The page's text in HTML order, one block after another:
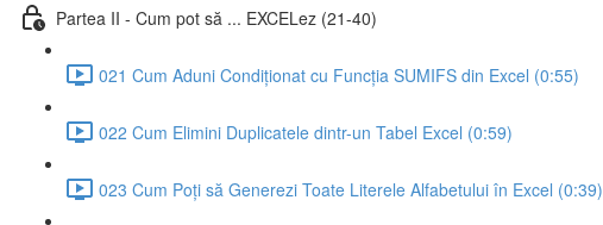
Partea II - Cum pot să ... EXCELez (21-40)
021 Cum Aduni Condiționat cu Funcția SUMIFS din Excel (0:55)
022 Cum Elimini Duplicatele dintr-un Tabel Excel (0:59)
023 Cum Poți să Generezi Toate Literele Alfabetului în Excel (0:39)